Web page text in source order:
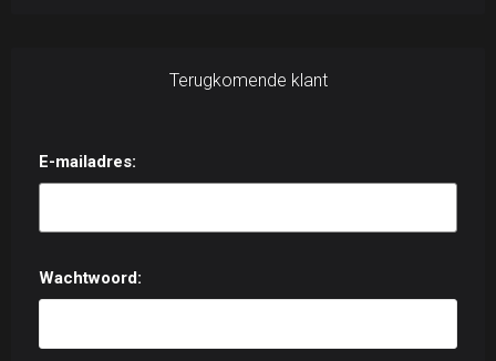
Terugkomende klant
E-mailadres:
Wachtwoord: